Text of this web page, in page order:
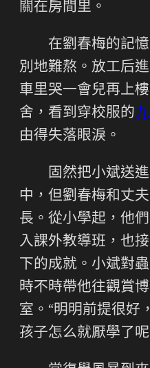
關在房間里。
在劉春梅的記
別地難熬。放工后
車里哭一會兒再上
舍，看到穿校服的
由得失落眼淚。
固然把小斌送
中，但劉春梅和丈
長。從小學起，他
入課外教導班，也
下的成就。小斌對
時不時帶他往觀賞
室。“明明前提很好
孩子怎么就厭學了